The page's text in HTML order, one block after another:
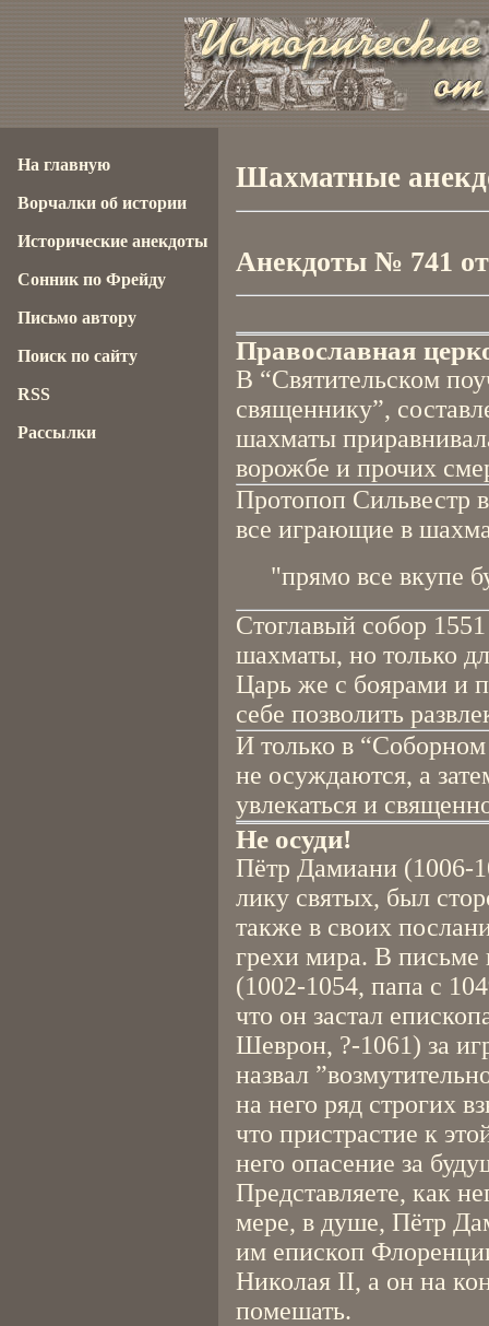
Шахматные
Анекдоты № 741 от
Православная
В “Святительском
священнику”,
шахматы
ворожбе и прочих
Протопоп Сильвестр
все играющие в
"прямо все вкупе
Стоглавый собор
шахматы, но только
Царь же с боярами и
себе позволить
И только в
не осуждаются, а
увлекаться и
Не осуди!
Пётр Дамиани (1006-
лику святых, был
также в своих
грехи мира. В письме
(1002-1054, папа с
что он застал
Шеврон, ?-1061) за
назвал
на него ряд строгих
что пристрастие к
него опасение за
Представляете, как
мере, в душе, Пётр
им епископ
Николая II, а он на
помешать.
На главную
Ворчалки об истории
Исторические анекдоты
Сонник по Фрейду
Письмо автору
Поиск по сайту
RSS
Рассылки